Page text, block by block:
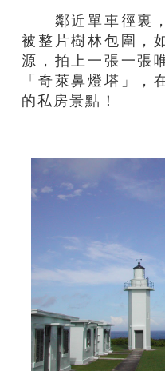
鄰近單車徑裏，
被整片樹林包圍，
源，拍上一張一張
「奇萊鼻燈塔」，
的私房景點！